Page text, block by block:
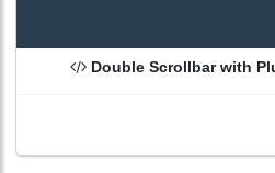
Double Scrollbar with